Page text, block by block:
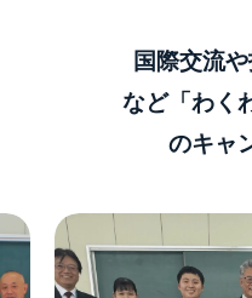
国際交流
など「わく
のキャ